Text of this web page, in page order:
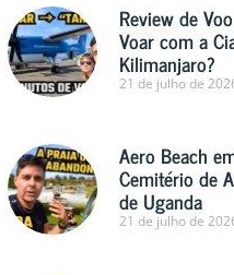
Review de
Voar com a
Kilimanjaro?
21 de julho de
Aero Beach
Cemitério de
de Uganda
21 de julho de